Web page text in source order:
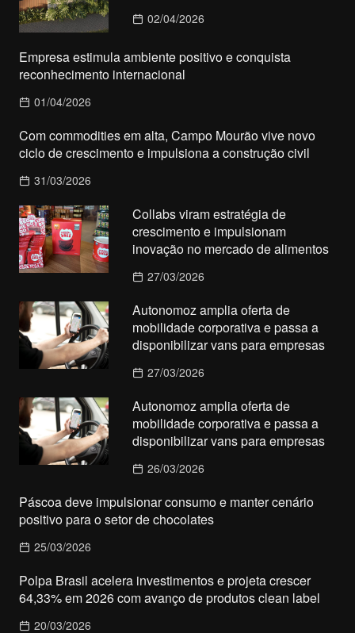
02/04/2026
Empresa estimula ambiente positivo e conquista
reconhecimento internacional
01/04/2026
Com commodities em alta, Campo Mourão vive novo
ciclo de crescimento e impulsiona a construção civil
31/03/2026
Collabs viram estratégia de
crescimento e impulsionam
inovação no mercado de alimentos
27/03/2026
Autonomoz amplia oferta de
mobilidade corporativa e passa a
disponibilizar vans para empresas
27/03/2026
Autonomoz amplia oferta de
mobilidade corporativa e passa a
disponibilizar vans para empresas
26/03/2026
Páscoa deve impulsionar consumo e manter cenário
positivo para o setor de chocolates
25/03/2026
Polpa Brasil acelera investimentos e projeta crescer
64,33% em 2026 com avanço de produtos clean label
20/03/2026